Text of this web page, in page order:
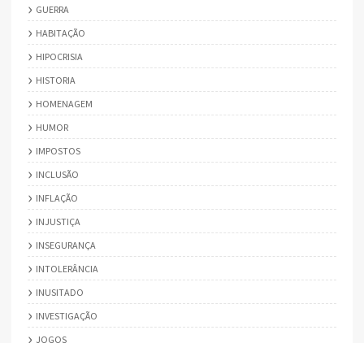
GUERRA
HABITAÇÃO
HIPOCRISIA
HISTORIA
HOMENAGEM
HUMOR
IMPOSTOS
INCLUSÃO
INFLAÇÃO
INJUSTIÇA
INSEGURANÇA
INTOLERÂNCIA
INUSITADO
INVESTIGAÇÃO
JOGOS